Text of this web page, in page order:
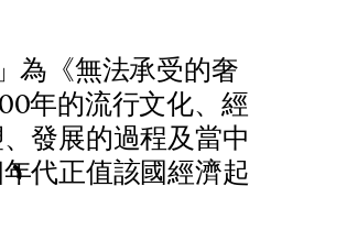
」為 《無法承受的奢
00年的流行文化、 經
、發展的過程及當中
年代正值該國經濟起